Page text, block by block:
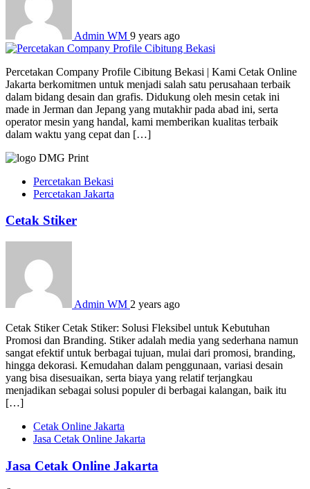
Admin WM 9 years ago
Percetakan Company Profile Cibitung Bekasi | Kami Cetak Online
Jakarta berkomitmen untuk menjadi salah satu perusahaan terbaik
dalam bidang desain dan grafis. Didukung oleh mesin cetak ini
made in Jerman dan Jepang yang mutakhir pada abad ini, serta
operator mesin yang handal, kami memberikan kualitas terbaik
dalam waktu yang cepat dan […]
Percetakan Bekasi
Percetakan Jakarta
Cetak Stiker
Admin WM 2 years ago
Cetak Stiker Cetak Stiker: Solusi Fleksibel untuk Kebutuhan
Promosi dan Branding. Stiker adalah media yang sederhana namun
sangat efektif untuk berbagai tujuan, mulai dari promosi, branding,
hingga dekorasi. Kemudahan dalam penggunaan, variasi desain
yang bisa disesuaikan, serta biaya yang relatif terjangkau
menjadikan sebagai solusi populer di berbagai kalangan, baik itu
[…]
Cetak Online Jakarta
Jasa Cetak Online Jakarta
Jasa Cetak Online Jakarta